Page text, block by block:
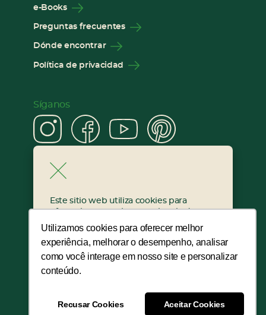
Utilizamos cookies para oferecer melhor
experiência, melhorar o desempenho, analisar
como você interage em nosso site e personalizar
conteúdo.
Recusar Cookies Aceitar Cookies
e-Books
Preguntas frecuentes
Dónde encontrar
Política de privacidad
Síganos
Instagram
Facebook
YouTube
EuroRoma © 2023.
Todos los derechos reservados.
Este sitio web utiliza cookies para
ofrecerle una mejor experiencia de
navegación. Al continuar utilizando este
sitio web, usted acepta el uso de
cookies de acuerdo con nuestra Política
de privacidad.
ESTOY DE ACUERDO